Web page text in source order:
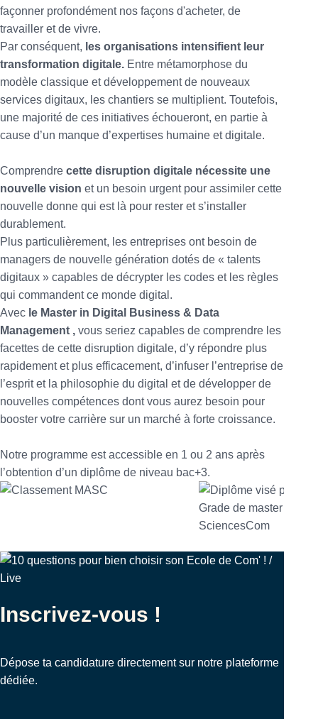
façonner profondément nos façons d'acheter, de
travailler et de vivre.
Par conséquent, les organisations intensifient leur
transformation digitale. Entre métamorphose du
modèle classique et développement de nouveaux
services digitaux, les chantiers se multiplient. Toutefois,
une majorité de ces initiatives échoueront, en partie à
cause d’un manque d’expertises humaine et digitale.
Comprendre cette disruption digitale nécessite une
nouvelle vision et un besoin urgent pour assimiler cette
nouvelle donne qui est là pour rester et s’installer
durablement.
Plus particulièrement, les entreprises ont besoin de
managers de nouvelle génération dotés de « talents
digitaux » capables de décrypter les codes et les règles
qui commandent ce monde digital.
Avec le Master in Digital Business & Data
Management , vous seriez capables de comprendre les
facettes de cette disruption digitale, d’y répondre plus
rapidement et plus efficacement, d’infuser l’entreprise de
l’esprit et la philosophie du digital et de développer de
nouvelles compétences dont vous aurez besoin pour
booster votre carrière sur un marché à forte croissance.
Notre programme est accessible en 1 ou 2 ans après
l’obtention d’un diplôme de niveau bac+3.
Inscrivez-vous !
Dépose ta candidature directement sur notre plateforme
dédiée.